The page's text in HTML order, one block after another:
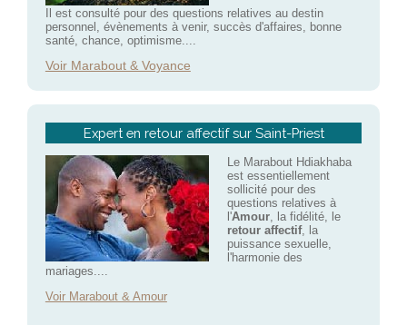
Il est consulté pour des questions relatives au destin
personnel, évènements à venir, succès d'affaires, bonne
santé, chance, optimisme....
Voir Marabout & Voyance
Expert en retour affectif sur Saint-Priest
Le Marabout Hdiakhaba
est essentiellement
sollicité pour des
questions relatives à
l'Amour, la fidélité, le
retour affectif, la
puissance sexuelle,
l'harmonie des
mariages....
Voir Marabout & Amour